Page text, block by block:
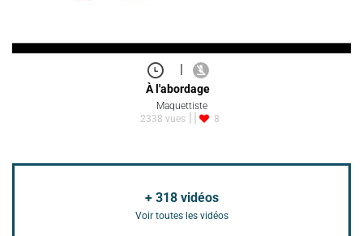
À l'abordage
Maquettiste
2338 vues
8
+ 318vidéos
Voir toutes les vidéos